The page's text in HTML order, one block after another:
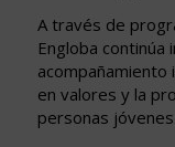
A través de
Engloba continúa
acompañamiento
en valores y la
personas